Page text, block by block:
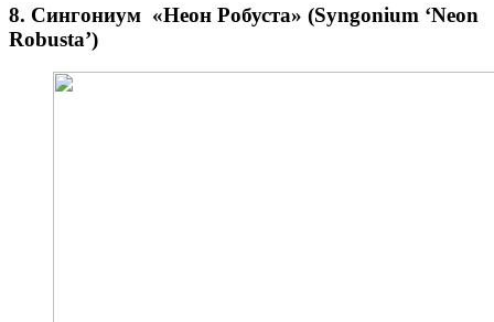
8. Сингониум «Неон Робуста» (Syngonium ‘Neon
Robusta’)